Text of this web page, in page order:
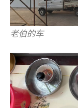
老伯的车